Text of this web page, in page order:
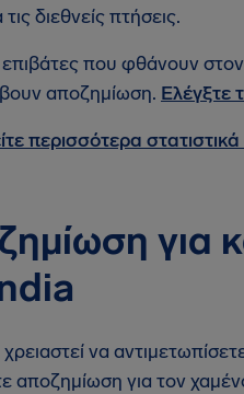
τις διεθνείς πτήσεις.
που φθάνουν
αποζημίωση. Ελέγξτε
περισσότερα
για
να
αποζημίωση για τον